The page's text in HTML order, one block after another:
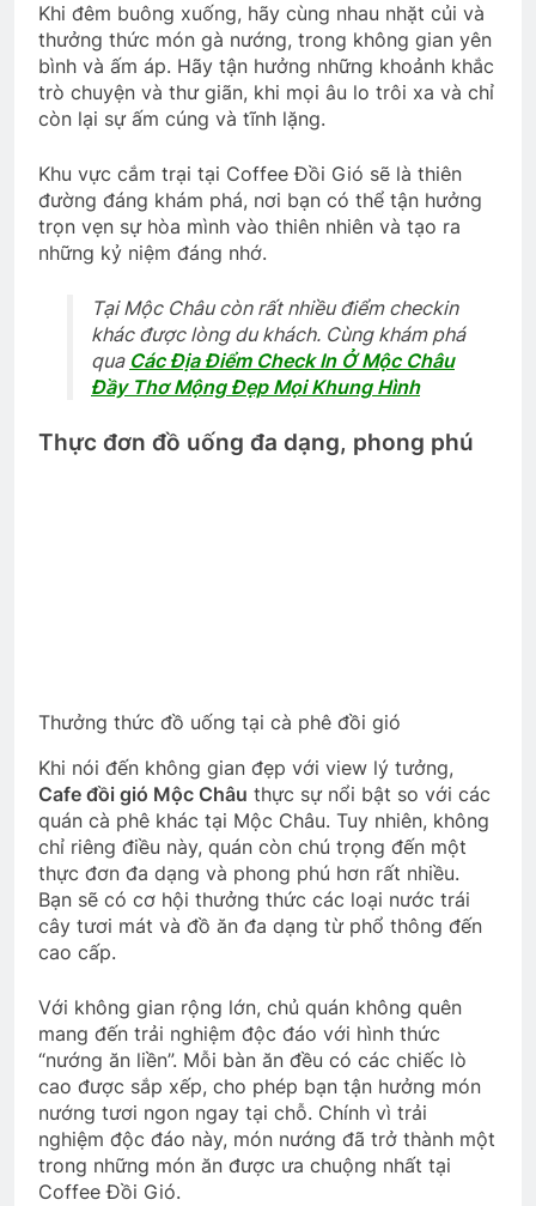
Khi đêm buông xuống, hãy cùng nhau nhặt củi và
thưởng thức món gà nướng, trong không gian yên
bình và ấm áp. Hãy tận hưởng những khoảnh khắc
trò chuyện và thư giãn, khi mọi âu lo trôi xa và chỉ
còn lại sự ấm cúng và tĩnh lặng.
Khu vực cắm trại tại Coffee Đồi Gió sẽ là thiên
đường đáng khám phá, nơi bạn có thể tận hưởng
trọn vẹn sự hòa mình vào thiên nhiên và tạo ra
những kỷ niệm đáng nhớ.
Tại Mộc Châu còn rất nhiều điểm checkin
khác được lòng du khách. Cùng khám phá
qua Các Địa Điểm Check In Ở Mộc Châu
Đầy Thơ Mộng Đẹp Mọi Khung Hình
Thực đơn đồ uống đa dạng, phong phú
Thưởng thức đồ uống tại cà phê đồi gió
Khi nói đến không gian đẹp với view lý tưởng,
Cafe đồi gió Mộc Châu thực sự nổi bật so với các
quán cà phê khác tại Mộc Châu. Tuy nhiên, không
chỉ riêng điều này, quán còn chú trọng đến một
thực đơn đa dạng và phong phú hơn rất nhiều.
Bạn sẽ có cơ hội thưởng thức các loại nước trái
cây tươi mát và đồ ăn đa dạng từ phổ thông đến
cao cấp.
Với không gian rộng lớn, chủ quán không quên
mang đến trải nghiệm độc đáo với hình thức
“nướng ăn liền”. Mỗi bàn ăn đều có các chiếc lò
cao được sắp xếp, cho phép bạn tận hưởng món
nướng tươi ngon ngay tại chỗ. Chính vì trải
nghiệm độc đáo này, món nướng đã trở thành một
trong những món ăn được ưa chuộng nhất tại
Coffee Đồi Gió.